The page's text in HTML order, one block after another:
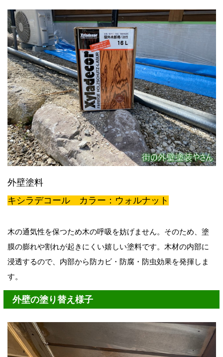
外壁塗料
キシラデコールカラー ：ウォルナット
木の通気性を保つため木の呼吸を妨げません。そのため、塗
膜の膨れや割れが起きにくい嬉しい塗料です。木材の内部に
浸透するので、内部から防カビ・防腐・防虫効果を発揮しま
す。
外壁の塗り替え様子